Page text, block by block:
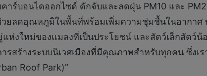
คาร์บอนไดออกไซด์ ดักจับและลดฝุ่น PM10 และ
ยลดอุณหภูมิในพื้นที่พร้อมเพิ่มความชุ่มชื้นในอากาศ
ห่งใหม่ของแมลงที่เป็นประโยชน์ และสัตว์เล็กสัตว์
รสร้างระบบนิเวศเมืองที่มีคุณภาพสำหรับทุกคน ซึ่งเ
Roof Park)”